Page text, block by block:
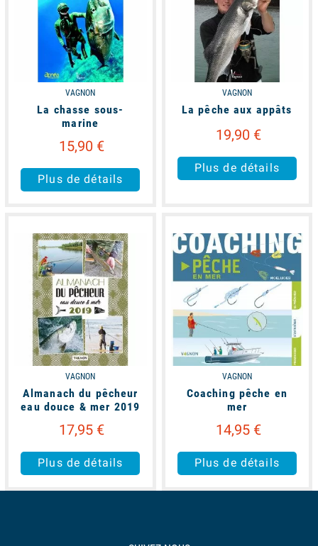
VAGNON
La chasse sous-
marine
15,90 €
Plus de détails
VAGNON
La pêche aux appâts
19,90 €
Plus de détails
available
VAGNON
Almanach du pêcheur
eau douce & mer 2019
17,95 €
Plus de détails
available
VAGNON
Coaching pêche en
mer
14,95 €
Plus de détails